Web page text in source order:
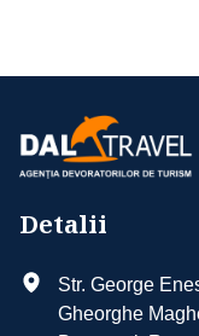
Detalii
Str. George
Gheorghe